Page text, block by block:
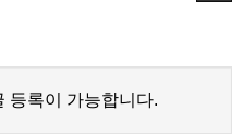
등록이 가능합니다.